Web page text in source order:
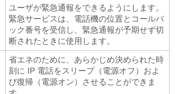
ユーザが緊急通報をできるようにします。
緊急サービスは、電話機の位置とコールバ
ック番号を受信し、緊急通報が予期せず切
断されたときに使用します。
省エネのために、あらかじめ決められた時
刻に IP 電話をスリープ（電源オフ）およ
び復帰（電源オン）させることができま